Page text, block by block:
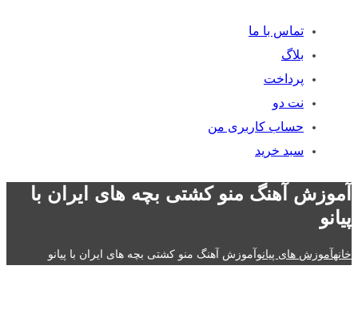
تماس با ما
بلاگ
پرداخت
نت دو
حساب کاربری من
سبد خرید
آموزش آهنگ منو کشتی بچه های ایران با
پیانو
خانهآموزش های پیانوآموزش آهنگ منو کشتی بچه های ایران با پیانو